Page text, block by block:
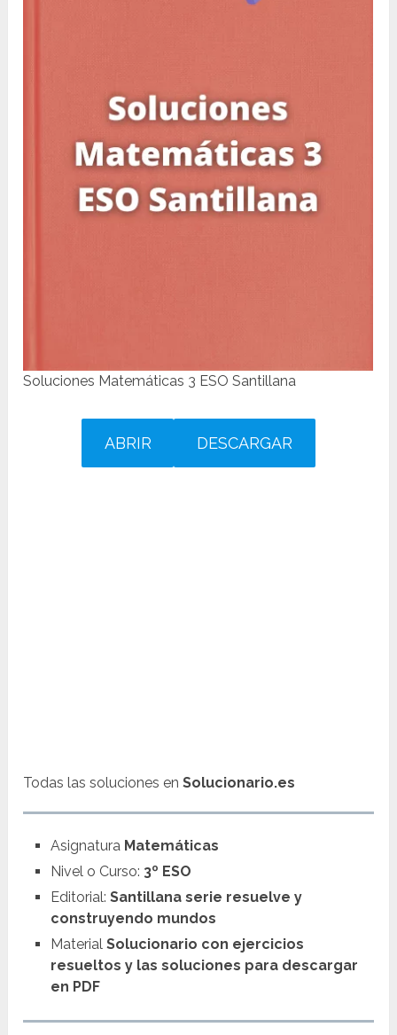
Soluciones Matemáticas 3 ESO Santillana
ABRIR DESCARGAR
Todas las soluciones enSolucionario.es
Asignatura Matemáticas
Nivel o Curso: 3º ESO
Editorial: Santillana serie resuelve y
construyendo mundos
Material Solucionario con ejercicios
resueltos y las soluciones para descargar
en PDF